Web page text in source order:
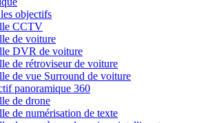
objectifs
CCTV
de voiture
DVR de voiture
de rétroviseur de voiture
de vue Surround de voiture
panoramique 360
de drone
de numérisation de texte